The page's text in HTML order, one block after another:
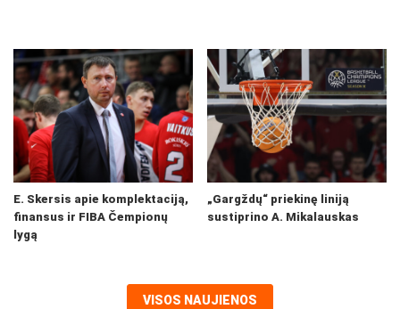
E. Skersis apie komplektaciją,
finansus ir FIBA Čempionų
lygą
„Gargždų“ priekinę liniją
sustiprino A. Mikalauskas
VISOS NAUJIENOS